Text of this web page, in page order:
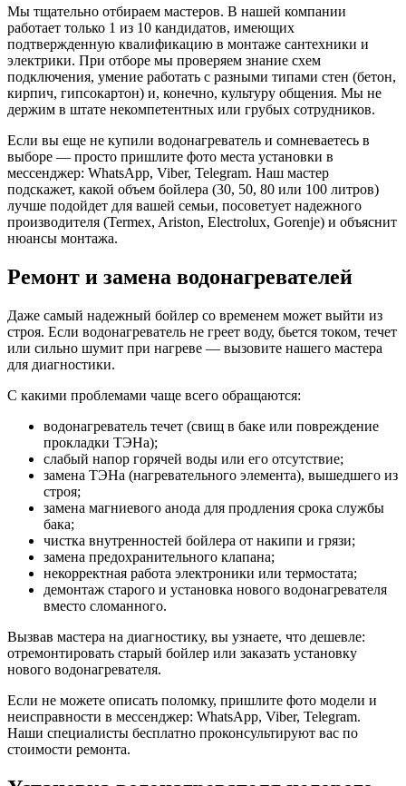
Мы тщательно отбираем мастеров. В нашей компании
работает только 1 из 10 кандидатов, имеющих
подтвержденную квалификацию в монтаже сантехники и
электрики. При отборе мы проверяем знание схем
подключения, умение работать с разными типами стен (бетон,
кирпич, гипсокартон) и, конечно, культуру общения. Мы не
держим в штате некомпетентных или грубых сотрудников.
Если вы еще не купили водонагреватель и сомневаетесь в
выборе — просто пришлите фото места установки в
мессенджер: WhatsApp, Viber, Telegram. Наш мастер
подскажет, какой объем бойлера (30, 50, 80 или 100 литров)
лучше подойдет для вашей семьи, посоветует надежного
производителя (Termex, Ariston, Electrolux, Gorenje) и объяснит
нюансы монтажа.
Ремонт и замена водонагревателей
Даже самый надежный бойлер со временем может выйти из
строя. Если водонагреватель не греет воду, бьется током, течет
или сильно шумит при нагреве — вызовите нашего мастера
для диагностики.
С какими проблемами чаще всего обращаются:
водонагреватель течет (свищ в баке или повреждение
прокладки ТЭНа);
слабый напор горячей воды или его отсутствие;
замена ТЭНа (нагревательного элемента), вышедшего из
строя;
замена магниевого анода для продления срока службы
бака;
чистка внутренностей бойлера от накипи и грязи;
замена предохранительного клапана;
некорректная работа электроники или термостата;
демонтаж старого и установка нового водонагревателя
вместо сломанного.
Вызвав мастера на диагностику, вы узнаете, что дешевле:
отремонтировать старый бойлер или заказать установку
нового водонагревателя.
Если не можете описать поломку, пришлите фото модели и
неисправности в мессенджер: WhatsApp, Viber, Telegram.
Наши специалисты бесплатно проконсультируют вас по
стоимости ремонта.